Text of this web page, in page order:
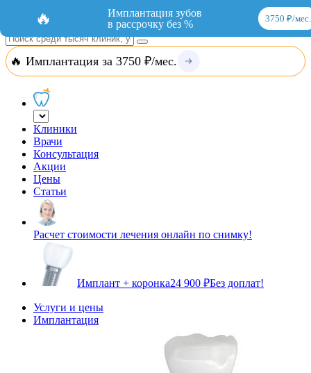
Добавить организациюВход
🔥 Имплантация за 3750 ₽/мес.
Клиники
Врачи
Консультация
Акции
Цены
Статьи
Расчет стоимости лечения онлайн по снимку!
Имплант + коронка24 900 ₽Без доплат!
Услуги и цены
Имплантация
🔥
Имплантация зубов
в рассрочку без %
3750 ₽/мес.